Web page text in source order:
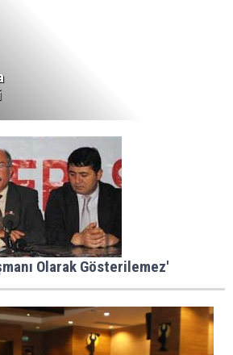
Olarak Gösterilemez'